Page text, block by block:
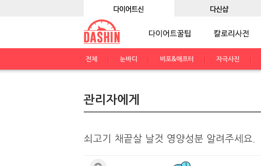
전체 눈바디 비포&애프터 자극사진
관리자에게
쇠고기 채끝살 날것 영양성분 알려주세요.
1